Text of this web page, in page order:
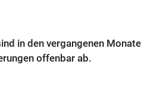
in den vergangenen
offenbar ab.